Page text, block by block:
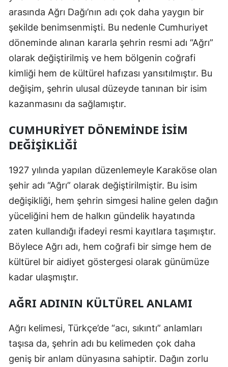
Samsun
Sinop
Sivas
Tokat
Şanlıurfa
Uşak
Van
Yozgat
Zonguldak
Bayburt
Karaman
Kırıkkale
arasında Ağrı Dağı’nın adı çok daha yaygın bir
şekilde benimsenmişti. Bu nedenle Cumhuriyet
döneminde alınan kararla şehrin resmi adı “Ağrı”
olarak değiştirilmiş ve hem bölgenin coğrafi
kimliği hem de kültürel hafızası yansıtılmıştır. Bu
değişim, şehrin ulusal düzeyde tanınan bir isim
kazanmasını da sağlamıştır.
CUMHURIYET DÖNEMINDE İSIM
DEĞIŞIKLIĞI
1927 yılında yapılan düzenlemeyle Karaköse olan
şehir adı “Ağrı” olarak değiştirilmiştir. Bu isim
değişikliği, hem şehrin simgesi haline gelen dağın
yüceliğini hem de halkın gündelik hayatında
zaten kullandığı ifadeyi resmi kayıtlara taşımıştır.
Böylece Ağrı adı, hem coğrafi bir simge hem de
kültürel bir aidiyet göstergesi olarak günümüze
kadar ulaşmıştır.
AĞRI ADININ KÜLTÜREL ANLAMI
Ağrı kelimesi, Türkçe’de “acı, sıkıntı” anlamları
taşısa da, şehrin adı bu kelimeden çok daha
geniş bir anlam dünyasına sahiptir. Dağın zorlu